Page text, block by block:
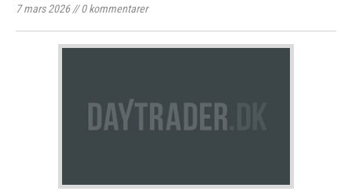
7 mars 2026//0kommentarer